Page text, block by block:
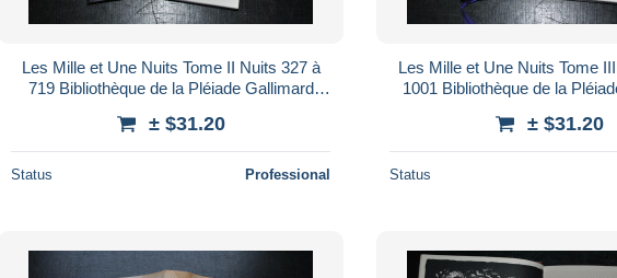
Les Mille et Une Nuits Tome II Nuits 327 à
719 Bibliothèque de la Pléiade Gallimard
± $31.20
Status Professional
Les Mille et Une Nuits Tome
1001 Bibliothèque de la
± $31.20
Status